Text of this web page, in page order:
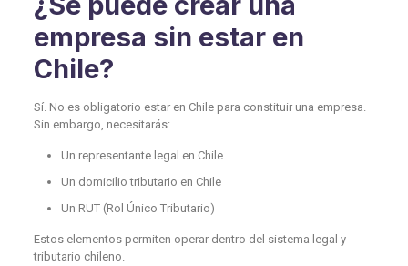
empresa sin estar en
Chile?
Sí. No es obligatorio estar en Chile para constituir una empresa.
Sin embargo, necesitarás:
Un representante legal en Chile
Un domicilio tributario en Chile
Un RUT (Rol Único Tributario)
Estos elementos permiten operar dentro del sistema legal y
tributario chileno.